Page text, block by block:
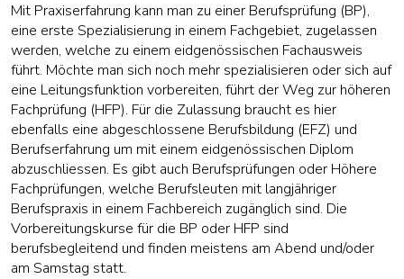
Mit Praxiserfahrung kann man zu einer Berufsprüfung (BP),
eine erste Spezialisierung in einem Fachgebiet, zugelassen
werden, welche zu einem eidgenössischen Fachausweis
führt. Möchte man sich noch mehr spezialisieren oder sich auf
eine Leitungsfunktion vorbereiten, führt der Weg zur höheren
Fachprüfung (HFP). Für die Zulassung braucht es hier
ebenfalls eine abgeschlossene Berufsbildung (EFZ) und
Berufserfahrung um mit einem eidgenössischen Diplom
abzuschliessen. Es gibt auch Berufsprüfungen oder Höhere
Fachprüfungen, welche Berufsleuten mit langjähriger
Berufspraxis in einem Fachbereich zugänglich sind. Die
Vorbereitungskurse für die BP oder HFP sind
berufsbegleitend und finden meistens am Abend und/oder
am Samstag statt.